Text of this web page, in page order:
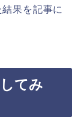
果を記事に
てみ